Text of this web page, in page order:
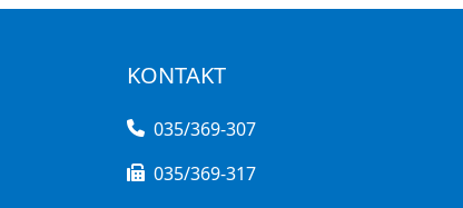
KONTAKT
035/369-307
035/369-317